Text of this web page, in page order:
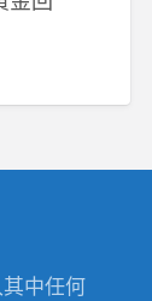
中任何